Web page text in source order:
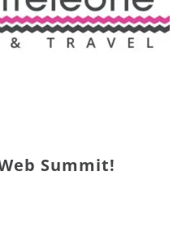
Summit!